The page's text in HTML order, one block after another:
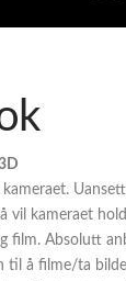
vil kameraet
film. Absolutt
til å filme/ta